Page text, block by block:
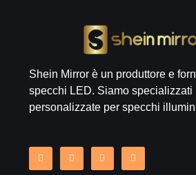
Shein Mirror è un produttore e
specchi LED. Siamo specializzati
personalizzate per specchi